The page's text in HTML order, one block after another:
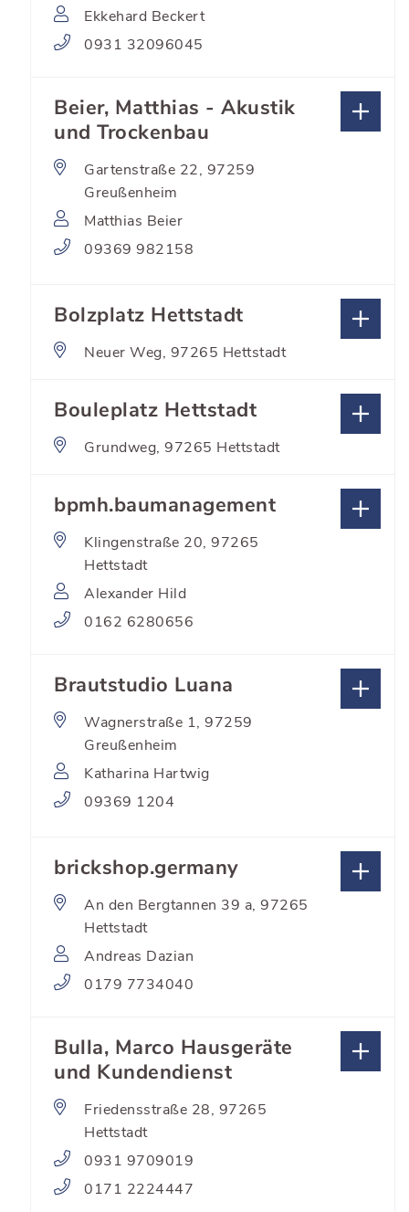
Ekkehard Beckert
0931 32096045
Beier, Matthias - Akustik
und Trockenbau
Gartenstraße 22, 97259
Greußenheim
Matthias Beier
09369 982158
Bolzplatz Hettstadt
Neuer Weg, 97265 Hettstadt
Bouleplatz Hettstadt
Grundweg, 97265 Hettstadt
bpmh.baumanagement
Klingenstraße 20, 97265
Hettstadt
Alexander Hild
0162 6280656
Brautstudio Luana
Wagnerstraße 1, 97259
Greußenheim
Katharina Hartwig
09369 1204
brickshop.germany
An den Bergtannen 39 a, 97265
Hettstadt
Andreas Dazian
0179 7734040
Bulla, Marco Hausgeräte
und Kundendienst
Friedensstraße 28, 97265
Hettstadt
0931 9709019
0171 2224447